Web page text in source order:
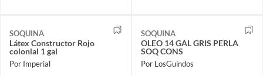
SOQUINA
Látex Constructor Rojo
colonial 1 gal
Por Imperial
SOQUINA
OLEO 14 GAL GRIS PERLA
SOQ CONS
Por LosGuindos